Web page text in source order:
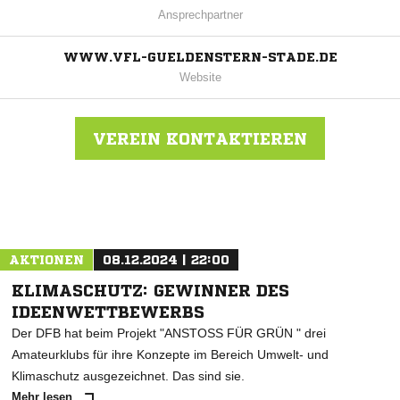
Ansprechpartner
WWW.VFL-GUELDENSTERN-STADE.DE
Website
VEREIN KONTAKTIEREN
AKTIONEN 08.12.2024 | 22:00
KLIMASCHUTZ: GEWINNER DES
IDEENWETTBEWERBS
Der DFB hat beim Projekt "ANSTOSS FÜR GRÜN " drei
Amateurklubs für ihre Konzepte im Bereich Umwelt- und
Klimaschutz ausgezeichnet. Das sind sie.
Mehr lesen